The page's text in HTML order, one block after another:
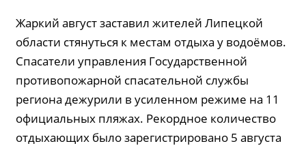
Жаркий август заставил жителей Липецкой
области стянуться к местам отдыха у водоёмов.
Спасатели управления Государственной
противопожарной спасательной службы
региона дежурили в усиленном режиме на 11
официальных пляжах. Рекордное количество
отдыхающих было зарегистрировано 5 августа